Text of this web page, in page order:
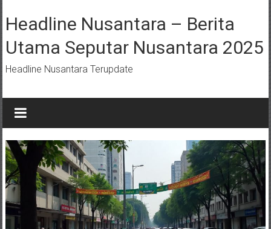
ke
konten
Headline Nusantara – Berita
Utama Seputar Nusantara 2025
Headline Nusantara Terupdate